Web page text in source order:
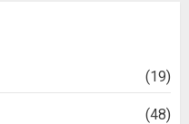
(19)
(48)